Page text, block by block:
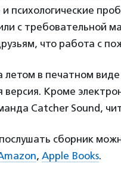
психологические
с требовательной
что работа с
летом в печатном
версия. Кроме
Catcher Sound,
сборник
, Apple Books.